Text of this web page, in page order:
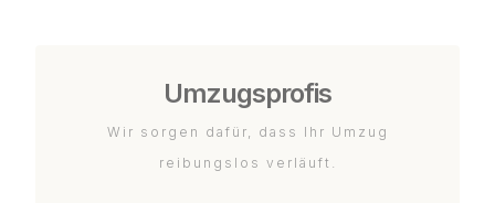
Umzugsprofis
Wir sorgen dafür, dass Ihr Umzug
reibungslos verläuft.